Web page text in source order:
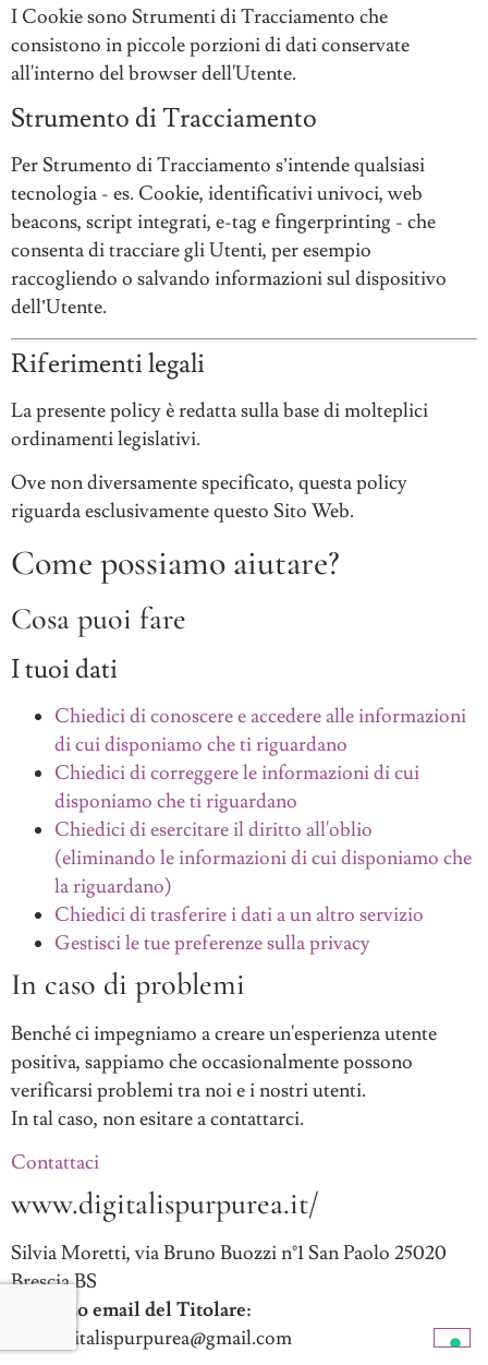
I Cookie sono Strumenti di Tracciamento che
consistono in piccole porzioni di dati conservate
all'interno del browser dell'Utente.
Strumento di Tracciamento
Per Strumento di Tracciamento s’intende qualsiasi
tecnologia - es. Cookie, identificativi univoci, web
beacons, script integrati, e-tag e fingerprinting - che
consenta di tracciare gli Utenti, per esempio
raccogliendo o salvando informazioni sul dispositivo
dell’Utente.
Riferimenti legali
La presente policy è redatta sulla base di molteplici
ordinamenti legislativi.
Ove non diversamente specificato, questa policy
riguarda esclusivamente questo Sito Web.
Come possiamo aiutare?
Cosa puoi fare
I tuoi dati
Chiedici di conoscere e accedere alle informazioni
di cui disponiamo che ti riguardano
Chiedici di correggere le informazioni di cui
disponiamo che ti riguardano
Chiedici di esercitare il diritto all'oblio
(eliminando le informazioni di cui disponiamo che
la riguardano)
Chiedici di trasferire i dati a un altro servizio
Gestisci le tue preferenze sulla privacy
In caso di problemi
Benché ci impegniamo a creare un'esperienza utente
positiva, sappiamo che occasionalmente possono
verificarsi problemi tra noi e i nostri utenti.
In tal caso, non esitare a contattarci.
Contattaci
Footer
www.digitalispurpurea.it/
Silvia Moretti, via Bruno Buozzi n°1 San Paolo 25020
Brescia BS
Indirizzo email del Titolare:
blogdigitalispurpurea@gmail.com